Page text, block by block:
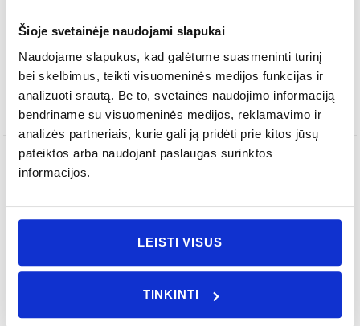
Šioje svetainėje naudojami slapukai
Naudojame slapukus, kad galėtume suasmeninti turinį
bei skelbimus, teikti visuomeninės medijos funkcijas ir
analizuoti srautą. Be to, svetainės naudojimo informaciją
bendriname su visuomeninės medijos, reklamavimo ir
analizės partneriais, kurie gali ją pridėti prie kitos jūsų
pateiktos arba naudojant paslaugas surinktos
informacijos.
LEISTI VISUS
TINKINTI
Į KREPŠELĮ
SKU21133529
Tipas:Daiktų laikymo indas
Porcelianas
Aukštis:192 mm